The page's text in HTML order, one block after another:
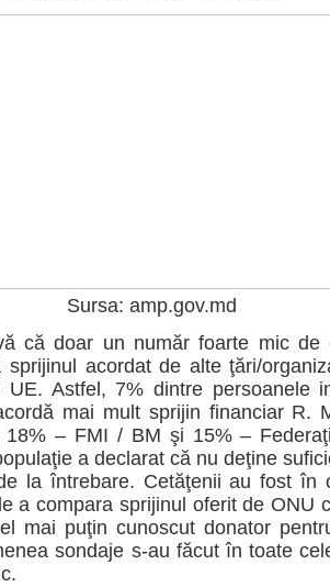
Sursa: amp.gov.md
că doar un număr foarte mic de
sprijinul acordat de alte ţări/
Astfel, 7% dintre persoanele
mai mult sprijin financiar R.
– FMI / BM şi 15% –
a declarat că nu deţine
la întrebare. Cetăţenii au fost în
a compara sprijinul oferit de ONU
mai puţin cunoscut donator
sondaje s-au făcut în toate